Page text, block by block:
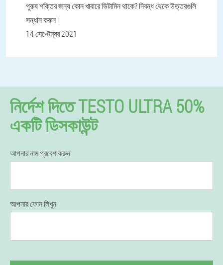
পুরুষ শক্তির জন্য কোন খাবারে ভিটামিন থাকে? নিবন্ধ থেকে উত্তরগুলি
সন্ধান করুন।
14 সেপ্টেম্বর 2021
নির্দেশ দিতে TESTO ULTRA 50%
একটি ডিসকাউন্ট
আপনার নাম প্রবেশ করুন
আপনার ফোন লিখুন